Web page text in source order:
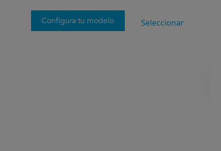
Configura tu modelo Seleccionar